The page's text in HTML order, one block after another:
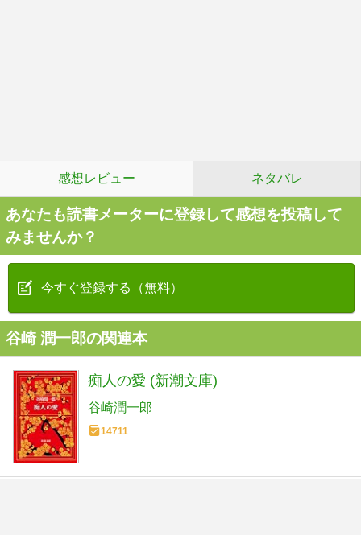
感想レビュー ネタバレ
あなたも読書メーターに登録して感想を投稿して
みませんか？
今すぐ登録する（無料）
谷崎 潤一郎の関連本
痴人の愛 (新潮文庫)
谷崎潤一郎
14711